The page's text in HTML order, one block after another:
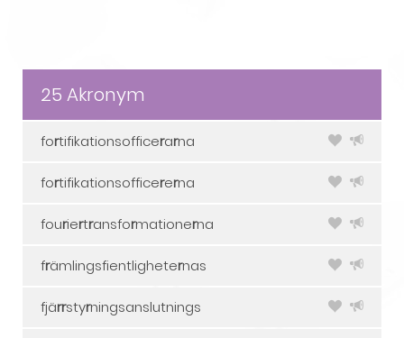
25 Akronym
fortifikationsofficerarna
fortifikationsofficererna
fouriertransformationerna
främlingsfientligheternas
fjärrstyrningsanslutnings